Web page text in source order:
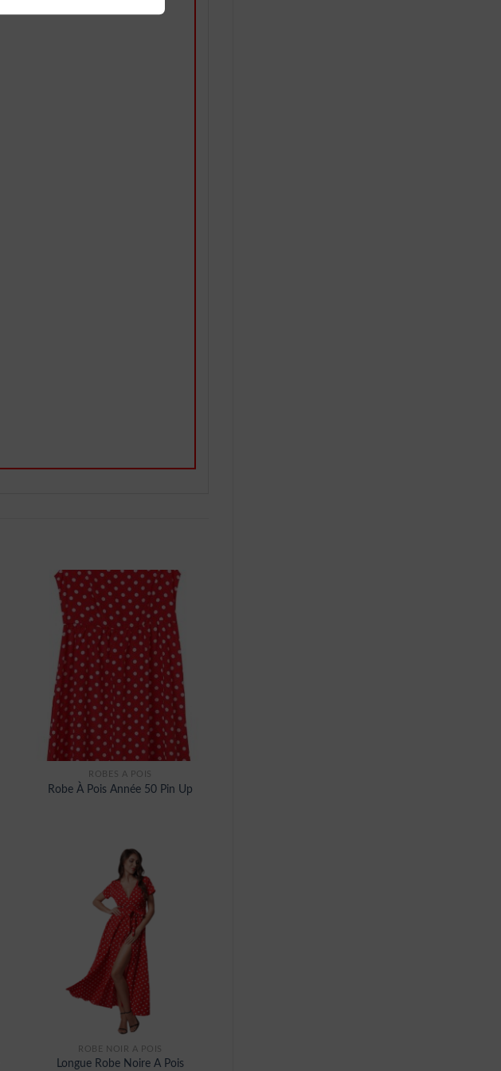
ROBES À POIS
Robe À Pois Année 50 Pin Up
ROBE NOIR A POIS
Longue Robe Noire A Pois